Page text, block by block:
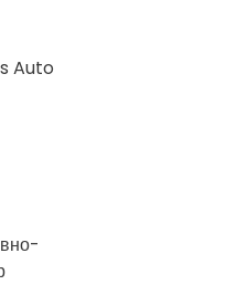
Auto